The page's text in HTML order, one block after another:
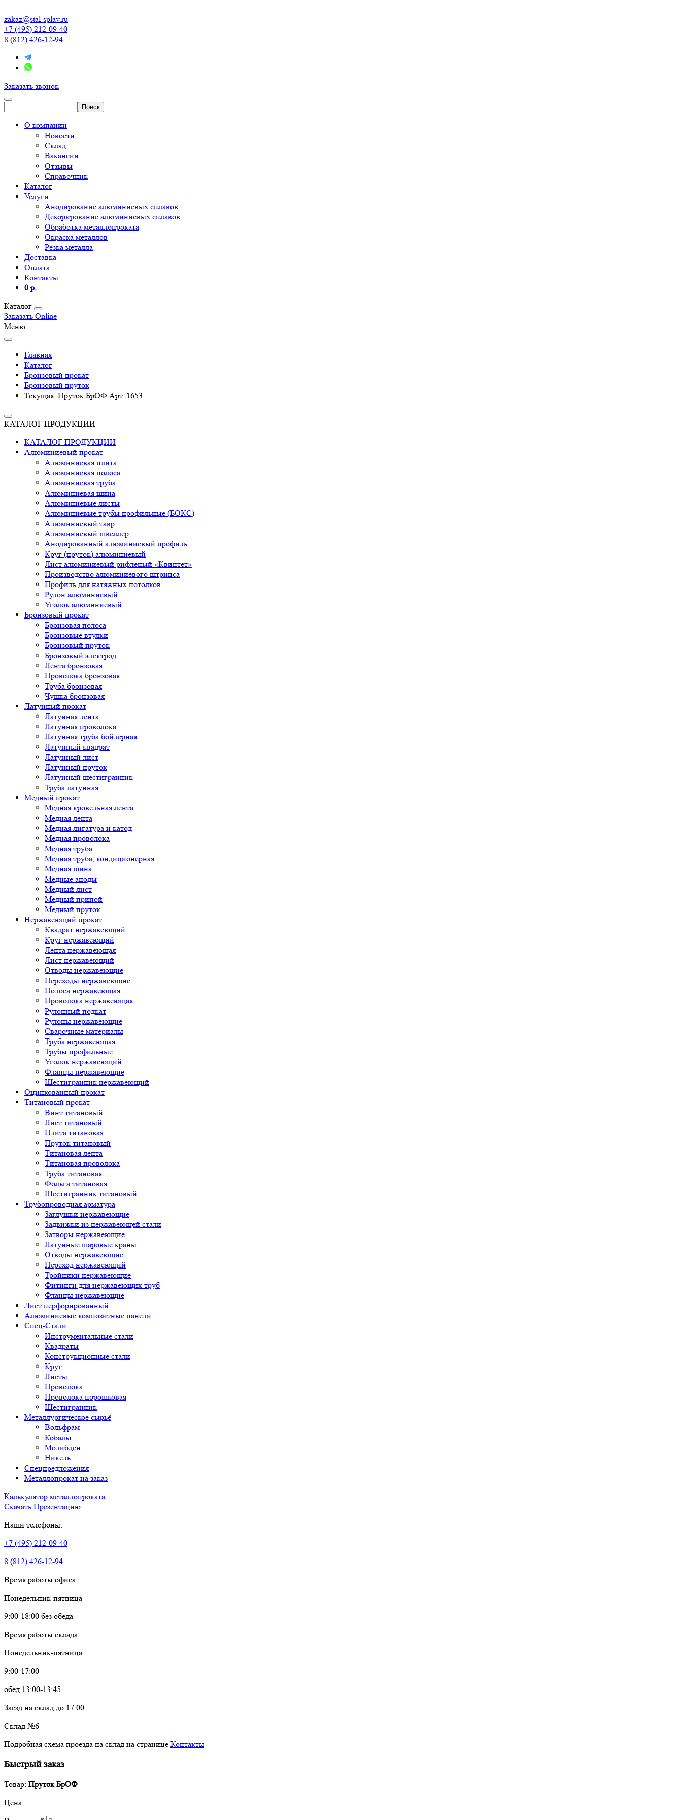
zakaz@stal-splav.ru
+7 (495) 212-09-40
8 (812) 426-12-94
Заказать звонок
О компании
Новости
Склад
Вакансии
Отзывы
Справочник
Каталог
Услуги
Анодирование алюминиевых сплавов
Декорирование алюминиевых сплавов
Обработка металлопроката
Окраска металлов
Резка металла
Доставка
Оплата
Контакты
0 р.
Каталог
Заказать Online
Меню
Главная
Каталог
Бронзовый прокат
Бронзовый пруток
Текущая: Пруток БрОФ Арт. 1653
КАТАЛОГ ПРОДУКЦИИ
КАТАЛОГ ПРОДУКЦИИ
Алюминиевый прокат
Алюминиевая плита
Алюминиевая полоса
Алюминиевая труба
Алюминиевая шина
Алюминиевые листы
Алюминиевые трубы профильные (БОКС)
Алюминиевый тавр
Алюминиевый швеллер
Анодированный алюминиевый профиль
Круг (пруток) алюминиевый
Лист алюминиевый рифленый «Квинтет»
Производство алюминиевого штрипса
Профиль для натяжных потолков
Рулон алюминиевый
Уголок алюминиевый
Бронзовый прокат
Бронзовая полоса
Бронзовые втулки
Бронзовый пруток
Бронзовый электрод
Лента бронзовая
Проволока бронзовая
Труба бронзовая
Чушка бронзовая
Латунный прокат
Латунная лента
Латунная проволока
Латунная труба бойлерная
Латунный квадрат
Латунный лист
Латунный пруток
Латунный шестигранник
Труба латунная
Медный прокат
Медная кровельная лента
Медная лента
Медная лигатура и катод
Медная проволока
Медная труба
Медная труба, кондиционерная
Медная шина
Медные аноды
Медный лист
Медный припой
Медный пруток
Нержавеющий прокат
Квадрат нержавеющий
Круг нержавеющий
Лента нержавеющая
Лист нержавеющий
Отводы нержавеющие
Переходы нержавеющие
Полоса нержавеющая
Проволока нержавеющая
Рулонный подкат
Рулоны нержавеющие
Сварочные материалы
Труба нержавеющая
Трубы профильные
Уголок нержавеющий
Фланцы нержавеющие
Шестигранник нержавеющий
Оцинкованный прокат
Титановый прокат
Винт титановый
Лист титановый
Плита титановая
Пруток титановый
Титановая лента
Титановая проволока
Труба титановая
Фольга титановая
Шестигранник титановый
Трубопроводная арматура
Заглушки нержавеющие
Задвижки из нержавеющей стали
Затворы нержавеющие
Латунные шаровые краны
Отводы нержавеющие
Переход нержавеющий
Тройники нержавеющие
Фитинги для нержавеющих труб
Фланцы нержавеющие
Лист перфорированный
Алюминиевые композитные панели
Спец-Стали
Инструментальные стали
Квадраты
Конструкционные стали
Круг
Листы
Проволока
Проволока порошковая
Шестигранник
Металлургическое сырьё
Вольфрам
Кобальт
Молибден
Никель
Спецпредложения
Металлопрокат на заказ
Калькулятор металлопроката
Скачать Презентацию
Наши телефоны:
+7 (495) 212-09-40
8 (812) 426-12-94
Время работы офиса:
Понедельник-пятница
9:00-18:00 без обеда
Время работы склада:
Понедельник-пятница
9:00-17:00
обед 13:00-13:45
Заезд на склад до 17:00
Склад №6
Подробная схема проезда на склад на странице Контакты
Быстрый заказ
Товар: Пруток БрОФ
Цена: